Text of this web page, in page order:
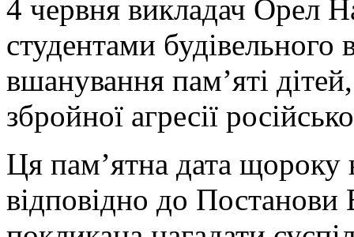
4 червня викладач Орел
студентами
вшанування пам’яті
збройної агресії
Ця пам’ятна дата щороку
відповідно до Постанови